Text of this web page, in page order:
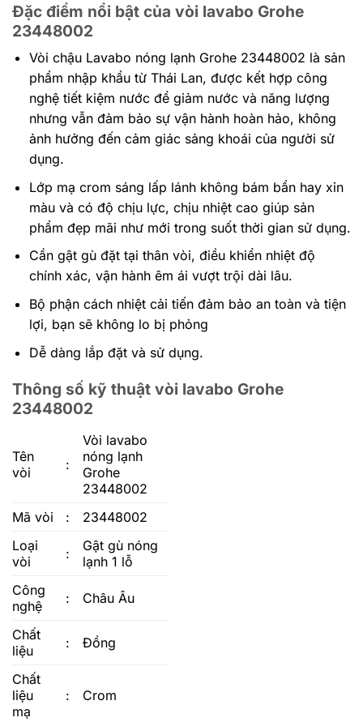
Đặc điểm nổi bật của vòi lavabo Grohe
23448002
Vòi chậu Lavabo nóng lạnh Grohe 23448002 là sản
phẩm nhập khẩu từ Thái Lan, được kết hợp công
nghệ tiết kiệm nước để giảm nước và năng lượng
nhưng vẫn đảm bảo sự vận hành hoàn hảo, không
ảnh hưởng đến cảm giác sảng khoái của người sử
dụng.
Lớp mạ crom sáng lấp lánh không bám bẩn hay xỉn
màu và có độ chịu lực, chịu nhiệt cao giúp sản
phẩm đẹp mãi như mới trong suốt thời gian sử dụng.
Cần gật gù đặt tại thân vòi, điều khiển nhiệt độ
chính xác, vận hành êm ái vượt trội dài lâu.
Bộ phận cách nhiệt cải tiến đảm bảo an toàn và tiện
lợi, bạn sẽ không lo bị phỏng
Dễ dàng lắp đặt và sử dụng.
Thông số kỹ thuật vòi lavabo Grohe
23448002
Tên
vòi
:
Vòi lavabo
nóng lạnh
Grohe
23448002
Mã vòi
:
23448002
Loại
vòi
:
Gật gù nóng
lạnh 1 lỗ
Công
nghệ
: Châu Âu
Chất
liệu
: Đồng
Chất
liệu
mạ
: Crom